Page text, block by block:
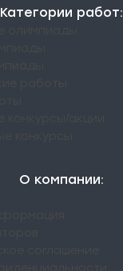
Категории работ:
О компании: